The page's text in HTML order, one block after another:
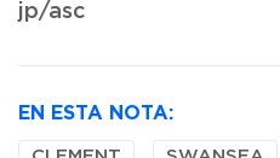
jp/asc
EN ESTA NOTA: